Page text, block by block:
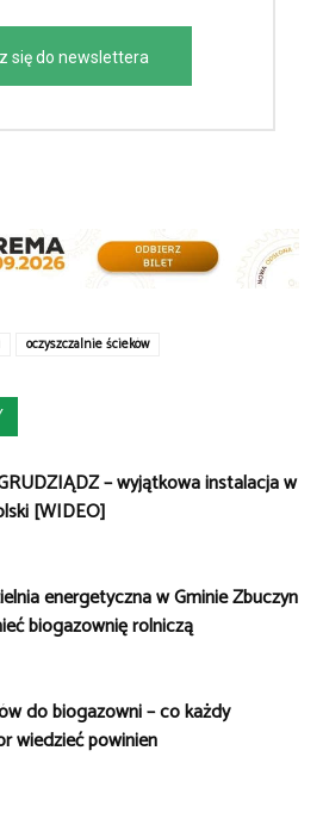
się do newslettera
oczyszczalnie ścieków
– wyjątkowa instalacja w
[WIDEO]
energetyczna w Gminie Zbuczyn
biogazownię rolniczą
do biogazowni – co każdy
wiedzieć powinien